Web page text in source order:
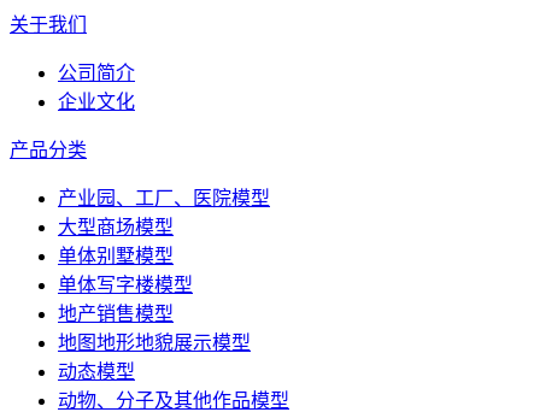
关于我们
公司简介
企业文化
产品分类
产业园、工厂、医院模型
大型商场模型
单体别墅模型
单体写字楼模型
地产销售模型
地图地形地貌展示模型
动态模型
动物、分子及其他作品模型